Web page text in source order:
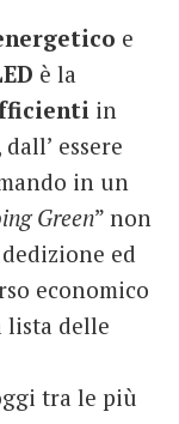
e
è la
in
essere
in un
Green” non
ed
economico
lista delle
tra le più